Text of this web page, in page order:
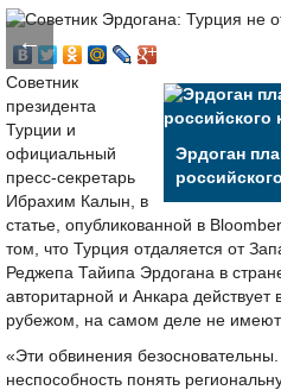
←
Эрдоган
Советник
президента
Турции и
официальный
пресс-секретарь
Ибрахим Калын, в
статье, опубликованной в
том, что Турция отдаляется от
Реджепа Тайипа Эрдогана в
авторитарной и Анкара
рубежом, на самом деле не имеют
«Эти обвинения
неспособность понять